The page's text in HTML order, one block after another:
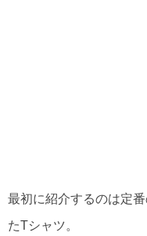
最初に紹介するのは定
たTシャツ。